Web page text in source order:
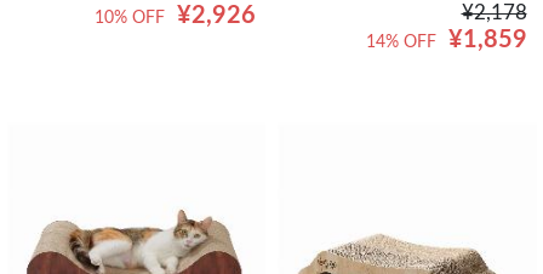
¥2,926
10% OFF ¥2,178
¥1,859
14% OFF